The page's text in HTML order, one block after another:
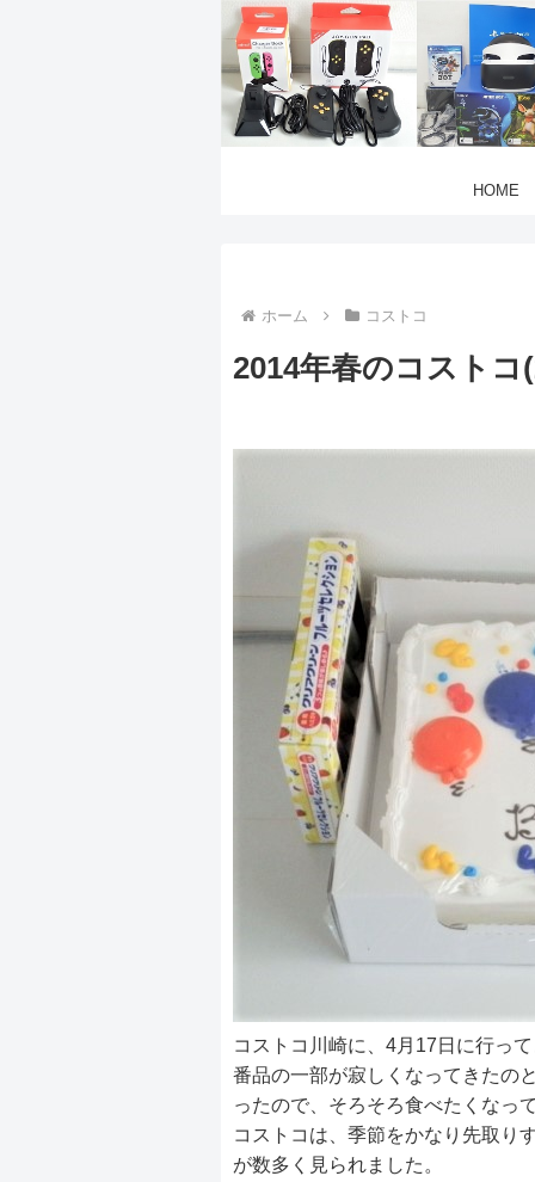
HOME
ホーム コストコ
2014年春のコストコ
コストコ川崎に、4月17日に行っ
番品の一部が寂しくなってきたの
ったので、そろそろ食べたくなっ
コストコは、季節をかなり先取り
が数多く見られました。